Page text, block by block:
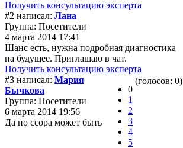
Получить консультацию эксперта
#2 написал: Лана
Группа: Посетители
4 марта 2014 17:41
Шанс есть, нужна подробная диагностика
на будущее. Приглашаю в чат.
Получить консультацию эксперта
0
1
2
3
4
5
(голосов: 0)
#3 написал: Мария
Бычкова
Группа: Посетители
6 марта 2014 19:56
Да но ссора может быть